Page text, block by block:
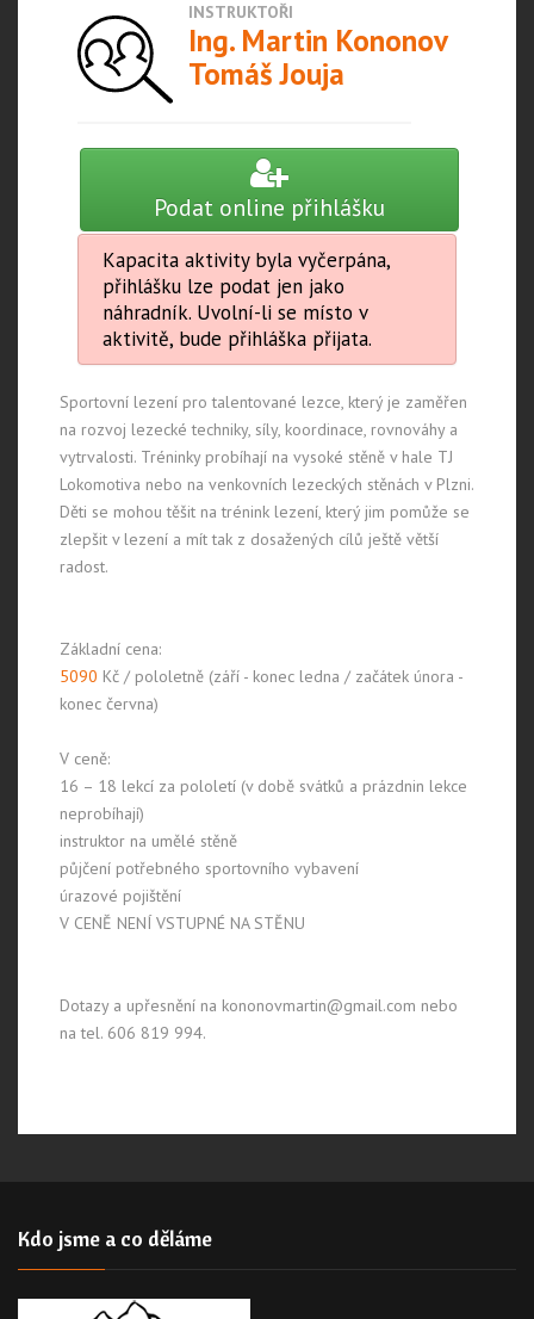
INSTRUKTOŘI
Ing. Martin Kononov
Tomáš Jouja
Podat online přihlášku
Kapacita aktivity byla vyčerpána,
přihlášku lze podat jen jako
náhradník. Uvolní-li se místo v
aktivitě, bude přihláška přijata.
Sportovní lezení pro talentované lezce, který je zaměřen
na rozvoj lezecké techniky, síly, koordinace, rovnováhy a
vytrvalosti. Tréninky probíhají na vysoké stěně v hale TJ
Lokomotiva nebo na venkovních lezeckých stěnách v Plzni.
Děti se mohou těšit na trénink lezení, který jim pomůže se
zlepšit v lezení a mít tak z dosažených cílů ještě větší
radost.
Základní cena:
5090 Kč / pololetně (září - konec ledna / začátek února -
konec června)
V ceně:
16 – 18 lekcí za pololetí (v době svátků a prázdnin lekce
neprobíhají)
instruktor na umělé stěně
půjčení potřebného sportovního vybavení
úrazové pojištění
V CENĚ NENÍ VSTUPNÉ NA STĚNU
Dotazy a upřesnění na kononovmartin@gmail.com nebo
na tel. 606 819 994.
Kdo jsme a co děláme